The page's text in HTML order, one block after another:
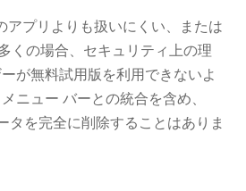
アプリよりも扱いにくい、または
くの場合、セキュリティ上の理
が無料試用版を利用できないよ
ニュー バーとの統合を含め、
タを完全に削除することはありま